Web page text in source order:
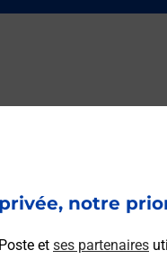
notre
et ses partenaires